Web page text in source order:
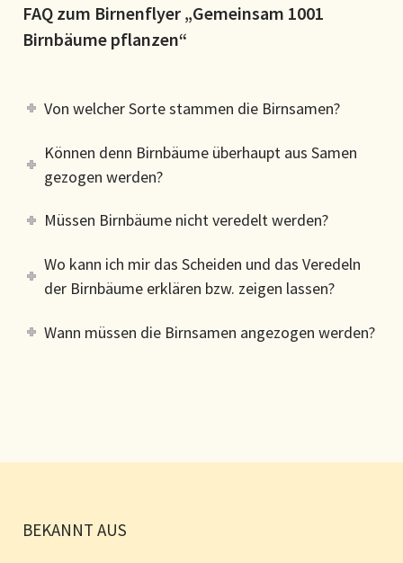
FAQ zum Birnenflyer „Gemeinsam 1001
Birnbäume pflanzen“
Von welcher Sorte stammen die Birnsamen?
Können denn Birnbäume überhaupt aus Samen
gezogen werden?
Müssen Birnbäume nicht veredelt werden?
Wo kann ich mir das Scheiden und das Veredeln
der Birnbäume erklären bzw. zeigen lassen?
Wann müssen die Birnsamen angezogen werden?
BEKANNT AUS